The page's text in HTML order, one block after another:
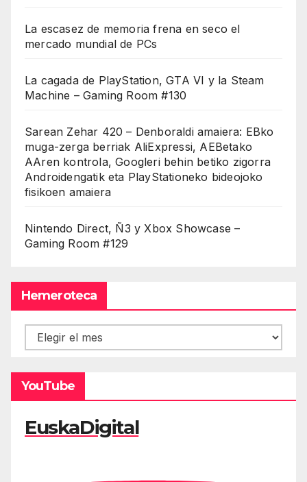
La escasez de memoria frena en seco el
mercado mundial de PCs
La cagada de PlayStation, GTA VI y la Steam
Machine – Gaming Room #130
Sarean Zehar 420 – Denboraldi amaiera: EBko
muga-zerga berriak AliExpressi, AEBetako
AAren kontrola, Googleri behin betiko zigorra
Androidengatik eta PlayStationeko bideojoko
fisikoen amaiera
Nintendo Direct, Ñ3 y Xbox Showcase –
Gaming Room #129
Hemeroteca
Hemeroteca
YouTube
EuskaDigital